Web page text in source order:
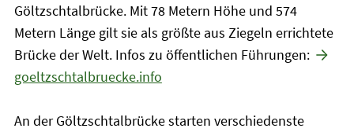
Göltzschtalbrücke. Mit 78 Metern Höhe und 574
Metern Länge gilt sie als größte aus Ziegeln errichtete
Brücke der Welt. Infos zu öffentlichen Führungen:
goeltzschtalbruecke.info
An der Göltzschtalbrücke starten verschiedenste